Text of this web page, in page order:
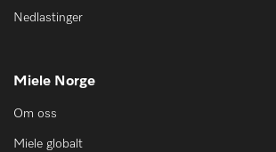
Nedlastinger
Miele Norge
Om oss
Miele globalt